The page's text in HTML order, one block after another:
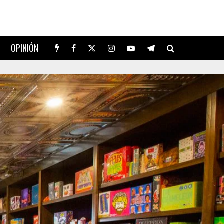
OPINIÓN